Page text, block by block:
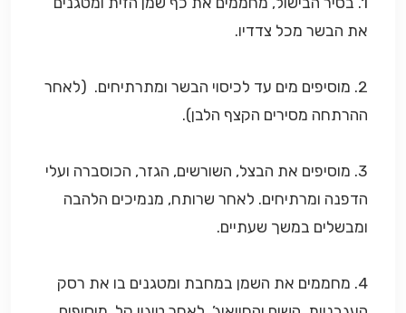
את הבשר מכל צדדיו.
2. מוסיפים מים עד לכיסוי הבשר ומתרתיחים. (לאחר
ההרתחה מסירים הקצף הלבן).
3. מוסיפים את הבצל, השורשים, הגזר, הכוסברה ועלי
הדפנה ומרתיחים. לאחר שרותח, מנמיכים הלהבה
ומבשלים במשך שעתיים.
4. מחממים את השמן במחבת ומטגנים בו את רסק